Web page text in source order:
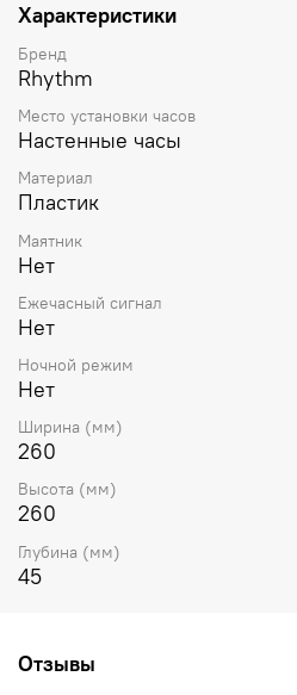
Характеристики
Бренд
Rhythm
Место установки часов
Настенные часы
Материал
Пластик
Маятник
Нет
Ежечасный сигнал
Нет
Ночной режим
Нет
Ширина (мм)
260
Высота (мм)
260
Глубина (мм)
45
Отзывы